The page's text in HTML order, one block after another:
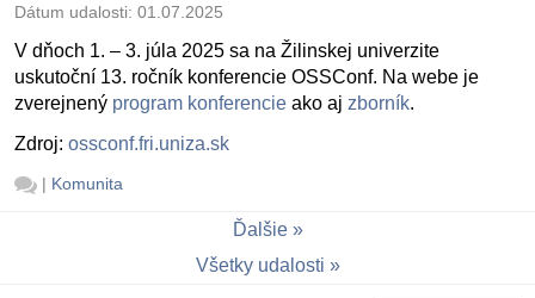
Dátum udalosti: 01.07.2025
V dňoch 1. – 3. júla 2025 sa na Žilinskej univerzite
uskutoční 13. ročník konferencie OSSConf. Na webe je
zverejnený program konferencie ako aj zborník.
Zdroj: ossconf.fri.uniza.sk
| Komunita
Ďalšie
Všetky udalosti